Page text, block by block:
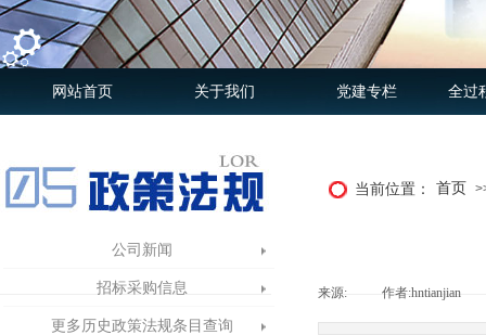
网站首页 关于我们 党建专栏 全过
当前位置： 首页
公司新闻
招标采购信息
更多历史政策法规条目查询
来源: 作者:hntianjian